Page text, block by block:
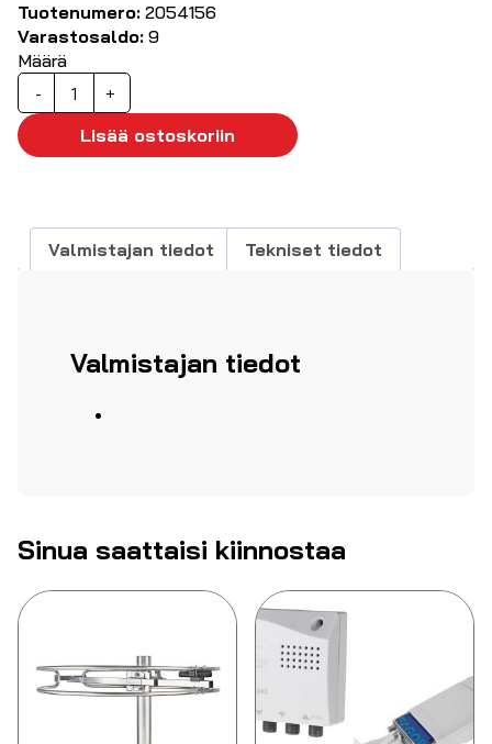
Tuotenumero: 2054156
Varastosaldo: 9
Määrä
-
FM
seinäantenni
naarasliittimellä
+
Lisää ostoskoriin
Valmistajan tiedot Tekniset tiedot
Valmistajan tiedot
Sinua saattaisi kiinnostaa